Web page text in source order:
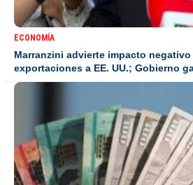
ECONOMÍA
Marranzini advierte impacto negativo
exportaciones a EE. UU.; Gobierno